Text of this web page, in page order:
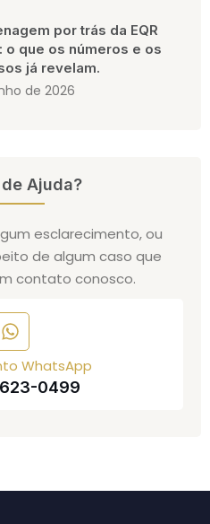
por trás da EQR
o que os números e os
já revelam.
de 2026
Ajuda?
esclarecimento, ou
de algum caso que
contato conosco.
WhatsApp
0499